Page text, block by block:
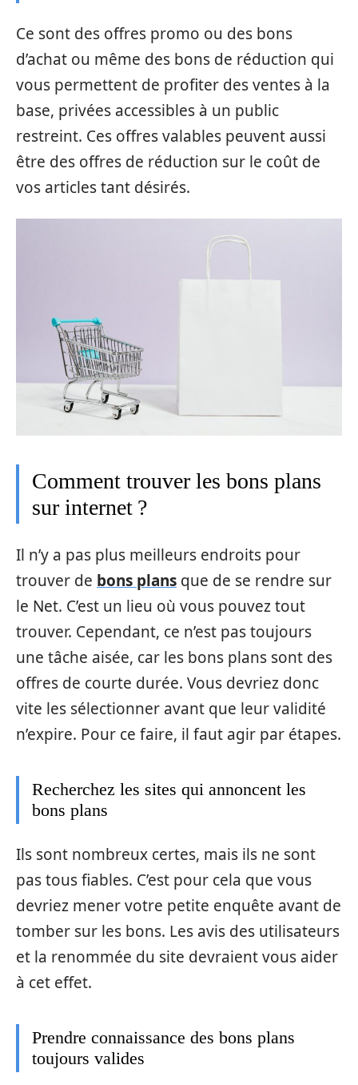
Ce sont des offres promo ou des bons
d’achat ou même des bons de réduction qui
vous permettent de profiter des ventes à la
base, privées accessibles à un public
restreint. Ces offres valables peuvent aussi
être des offres de réduction sur le coût de
vos articles tant désirés.
Comment trouver les bons plans
sur internet ?
Il n’y a pas plus meilleurs endroits pour
trouver de bons plans que de se rendre sur
le Net. C’est un lieu où vous pouvez tout
trouver. Cependant, ce n’est pas toujours
une tâche aisée, car les bons plans sont des
offres de courte durée. Vous devriez donc
vite les sélectionner avant que leur validité
n’expire. Pour ce faire, il faut agir par étapes.
Recherchez les sites qui annoncent les
bons plans
Ils sont nombreux certes, mais ils ne sont
pas tous fiables. C’est pour cela que vous
devriez mener votre petite enquête avant de
tomber sur les bons. Les avis des utilisateurs
et la renommée du site devraient vous aider
à cet effet.
Prendre connaissance des bons plans
toujours valides